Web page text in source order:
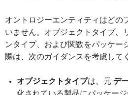
オントロジーエンティティはどの
いません。オブジェクトタイプ、
ンタイプ、および関数をパッケー
際は、次のガイダンスを考慮して
オブジェクトタイプは、元 デ
化されている製品にパッケー